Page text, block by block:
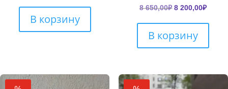
4
780,00₽.
В корзину
8 650,00₽
8
650,00₽.
8 200,00₽
В корзину